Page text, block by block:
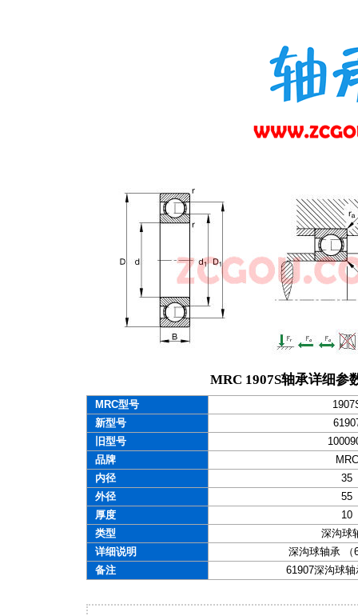
MRC 1907S轴承详细参
MRC型号
新型号
旧型号
品牌
MRC
内径
35
外径
55
厚度
10
类型
深沟球
详细说明
深沟球轴承 （
备注
61907深沟球